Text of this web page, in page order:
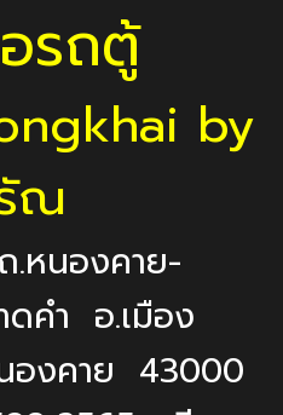
รถตู้
by
ณ
หนองคาย-
คำ อ.เมือง
องคาย 43000